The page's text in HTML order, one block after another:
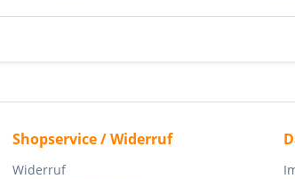
Shopservice / Widerruf
Widerruf